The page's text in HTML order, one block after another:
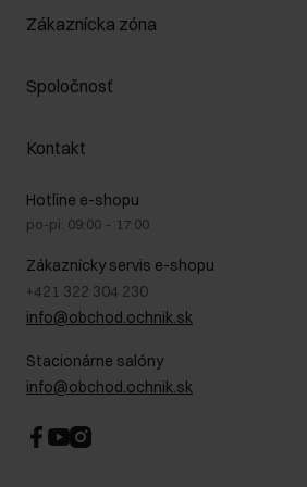
Spravovať súbory cookie
Spôsob platby
Vrátenie
Zákaznícka zóna
Zákazníky klub
Pravidlá propagácie
Starostlivosť o kožu
Bezpečné nakupovanie
Blog
Najčastejšie kladené otázky (FAQ)
Spoločnosť
O nás
GDPR - Zásady ochrany osobných údajov
Právne informácie
Kontakt
Hotline e-shopu
po-pi: 09:00 – 17:00
Zákaznícky servis e-shopu
+421 322 304 230
info@obchod.ochnik.sk
Stacionárne salóny
info@obchod.ochnik.sk